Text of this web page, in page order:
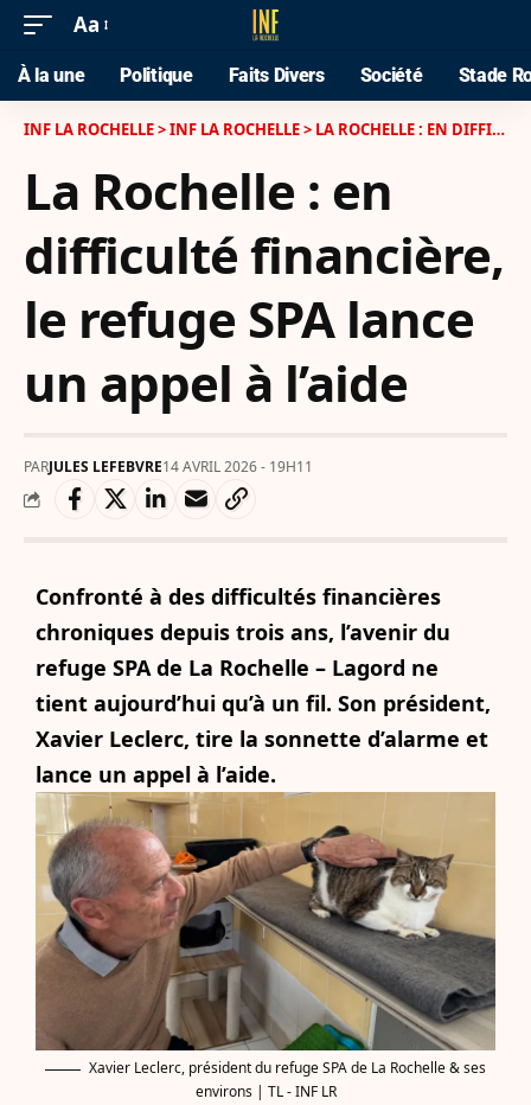
Aa
À la une Politique Faits Divers Société Stade
INF LA ROCHELLE>INF LA ROCHELLE> LA ROCHELLE : EN DIFFICULTÉ FINANCIÈRE, LE REFUGE SPA LANCE UN APPEL À L’AIDE
La Rochelle : en
difficulté financière,
le refuge SPA lance
un appel à l’aide
PARJULES LEFEBVRE14 AVRIL 2026 - 19H11
Confronté à des difficultés financières
chroniques depuis trois ans, l’avenir du
refuge SPA de La Rochelle – Lagord ne
tient aujourd’hui qu’à un fil. Son président,
Xavier Leclerc, tire la sonnette d’alarme et
lance un appel à l’aide.
Xavier Leclerc, président du refuge SPA de La Rochelle & ses
environs | TL - INF LR